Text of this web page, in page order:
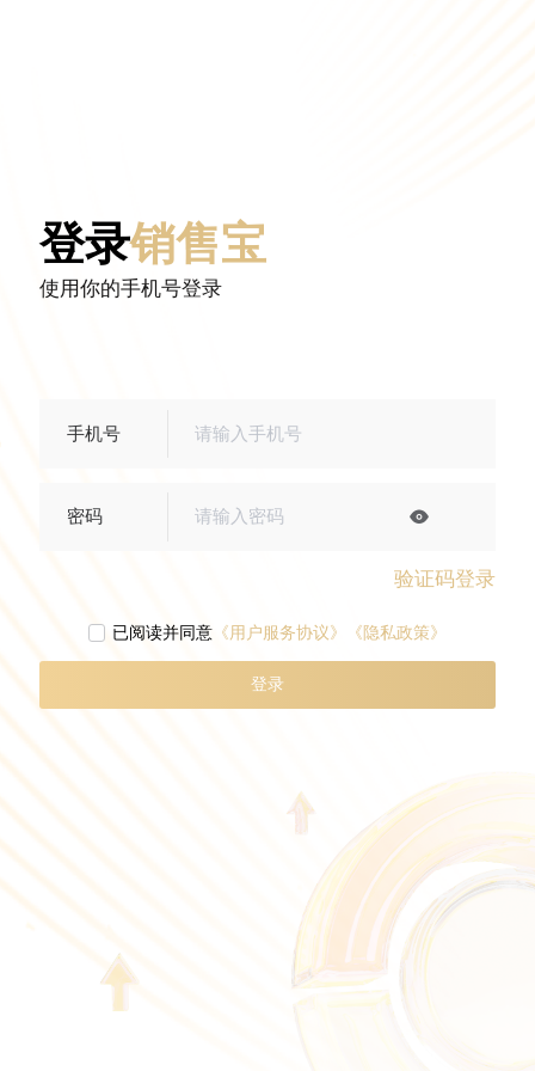
登录销售宝
使用你的手机号登录
手机号 请输入手机号
密码 请输入密码 
验证码登录
已阅读并同意 《用户服务协议》 《隐私政策》
登录